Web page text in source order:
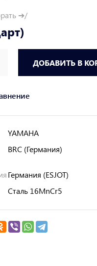
➔/
ДОБАВИТЬ В
YAMAHA
BRC (Германия)
Германия (ESJOT)
Сталь 16MnCr5